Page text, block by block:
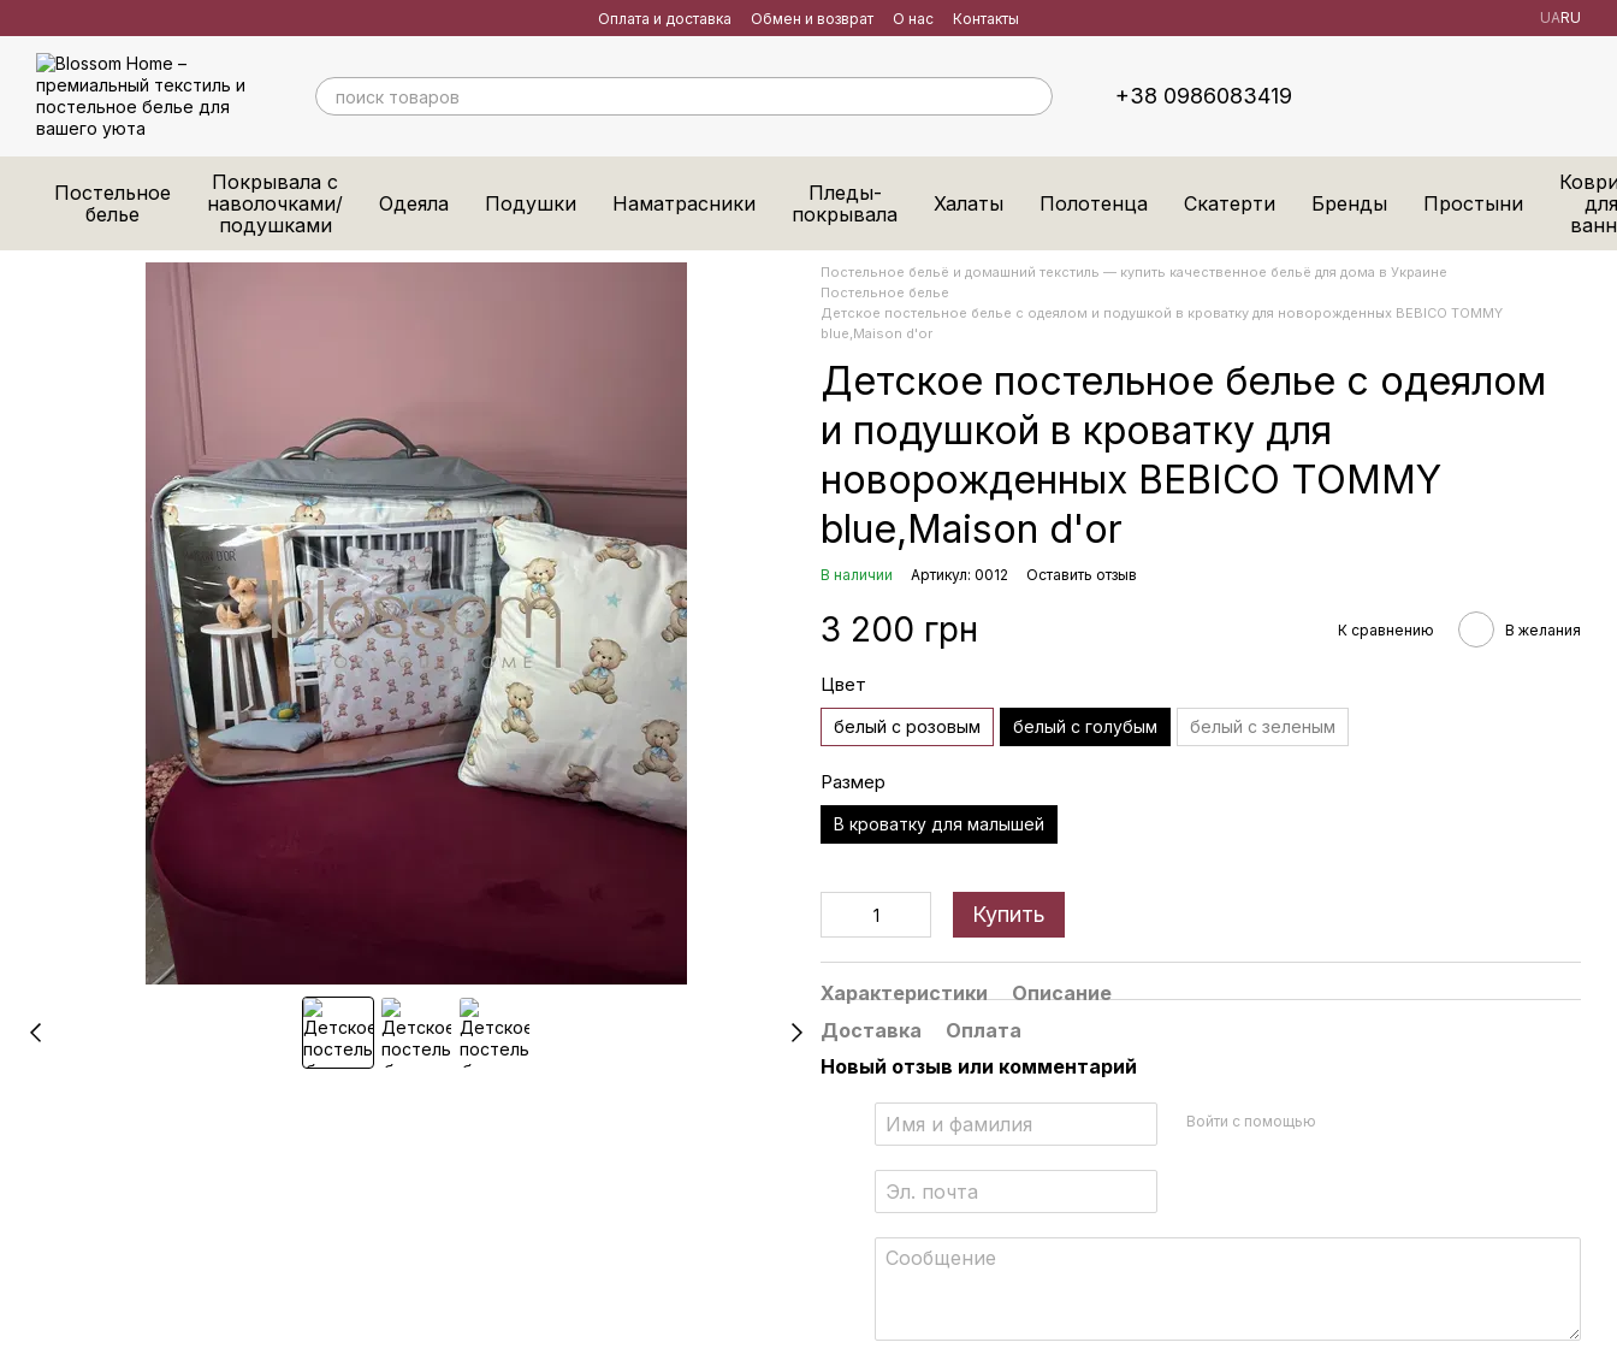
Оплата и доставка Обмен и возврат О нас Контакты UARU
+38 0986083419
Постельное
белье
Покрывала с
наволочками/
подушками
Одеяла Подушки Наматрасники
Пледы-
покрывала
Халаты Полотенца Скатерти Бренды Простыни
для
Постельное бельё и домашний текстиль — купить качественное бельё для дома в Украине
Постельное белье
Детское постельное белье с одеялом и подушкой в ​​кроватку для новорожденных BEBICO TOMMY
blue,Maison d'or
Детское постельное белье с одеялом
и подушкой в ​​кроватку для
новорожденных BEBICO TOMMY
blue,Maison d'or
В наличии Артикул: 0012 Оставить отзыв
3 200 грн К сравнению В желания
Цвет
белый с розовым белый с голубым белый с зеленым
Размер
В кроватку для малышей
Купить
Характеристики
Описание
Доставка
Оплата
Новый отзыв или комментарий
Войти с помощью